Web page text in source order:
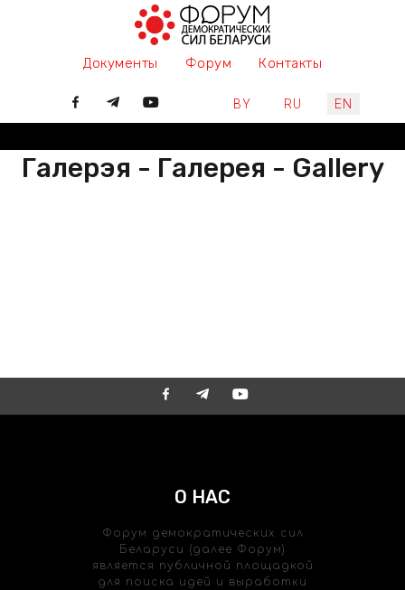
Документы Форум Контакты
Select your language
BY RU EN
Галерэя - Галерея - Gallery
О НАС
Форум демократических сил
Беларуси (далее Форум)
является публичной площадкой
для поиска идей и выработки